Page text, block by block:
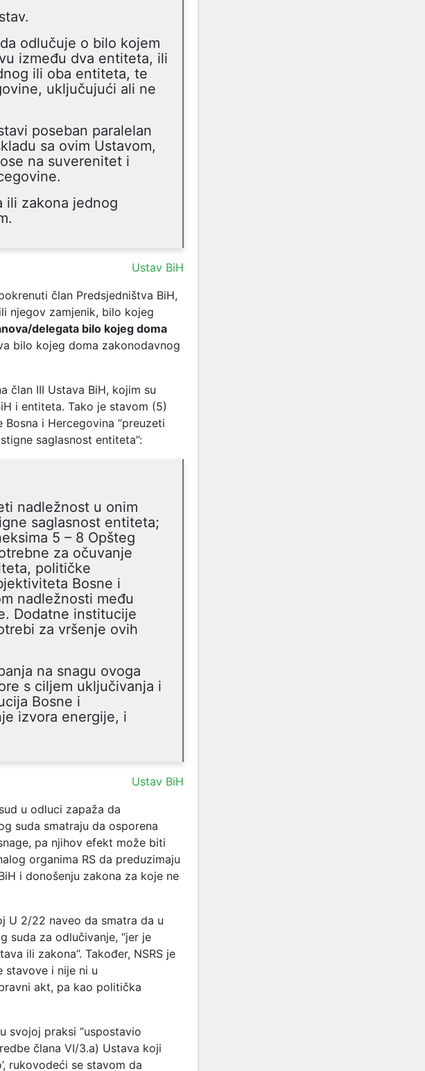
odlučuje o bilo kojem
između dva entiteta, ili
ili oba entiteta, te
uključujući ali ne
poseban paralelan
sa ovim Ustavom,
na suverenitet i
ili zakona jednog
Ustav BiH
član Predsjedništva BiH,
njegov zamjenik, bilo kojeg
delegata bilo kojeg doma
bilo kojeg doma zakonodavnog
član III Ustava BiH, kojim su
i entiteta. Tako je stavom (5)
i Hercegovina “preuzeti
saglasnost entiteta”:
nadležnost u onim
saglasnost entiteta;
5 – 8 Opšteg
za očuvanje
političke
Bosne i
nadležnosti među
Dodatne institucije
za vršenje ovih
na snagu ovoga
s ciljem uključivanja i
Bosne i
izvora energije, i
Ustav BiH
u odluci zapaža da
suda smatraju da osporena
pa njihov efekt može biti
organima RS da preduzimaju
i donošenju zakona za koje ne
U 2/22 naveo da smatra da u
suda za odlučivanje, “jer je
ili zakona”. Također, NSRS je
stavove i nije ni u
akt, pa kao politička
svojoj praksi “uspostavio
člana VI/3.a) Ustava koji
rukovodeći se stavom da